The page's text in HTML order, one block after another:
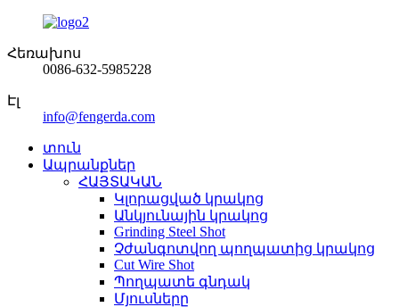
Հեռախոս
0086-632-5985228
Էլ
info@fengerda.com
տուն
Ապրանքներ
ՀԱՅՏԱԿԱՆ
Կլորացված կրակոց
Անկյունային կրակոց
Grinding Steel Shot
Չժանգոտվող պողպատից կրակոց
Cut Wire Shot
Պողպատե գնդակ
Մյուսները